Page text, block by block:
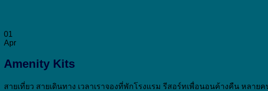
01
Apr
Amenity Kits
สายเที่ยว สายเดินทาง เวลาเราจองที่พักโรงแรม รีสอร์ทเพื่อนอนค้างคืน หล